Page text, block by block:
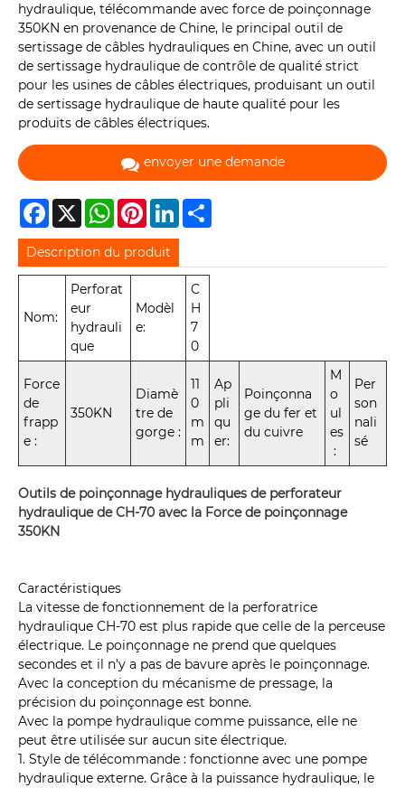
hydraulique, télécommande avec force de poinçonnage
350KN en provenance de Chine, le principal outil de
sertissage de câbles hydrauliques en Chine, avec un outil
de sertissage hydraulique de contrôle de qualité strict
pour les usines de câbles électriques, produisant un outil
de sertissage hydraulique de haute qualité pour les
produits de câbles électriques.
envoyer une demande
Facebook
X WhatsAppPinterestLinkedIn
Description du produit
Nom:
Perforat
eur
hydrauli
que
Modèl
e:
C
H
7
0
Force
de
frapp
e :
350KN
Diamè
tre de
gorge :
11
0
m
m
Ap
pli
qu
er:
Poinçonna
ge du fer et
du cuivre
M
o
ul
es
:
Per
son
nali
sé
Outils de poinçonnage hydrauliques de perforateur
hydraulique de CH-70 avec la Force de poinçonnage
350KN
Caractéristiques
La vitesse de fonctionnement de la perforatrice
hydraulique CH-70 est plus rapide que celle de la perceuse
électrique. Le poinçonnage ne prend que quelques
secondes et il n'y a pas de bavure après le poinçonnage.
Avec la conception du mécanisme de pressage, la
précision du poinçonnage est bonne.
Avec la pompe hydraulique comme puissance, elle ne
peut être utilisée sur aucun site électrique.
1. Style de télécommande : fonctionne avec une pompe
hydraulique externe. Grâce à la puissance hydraulique, le